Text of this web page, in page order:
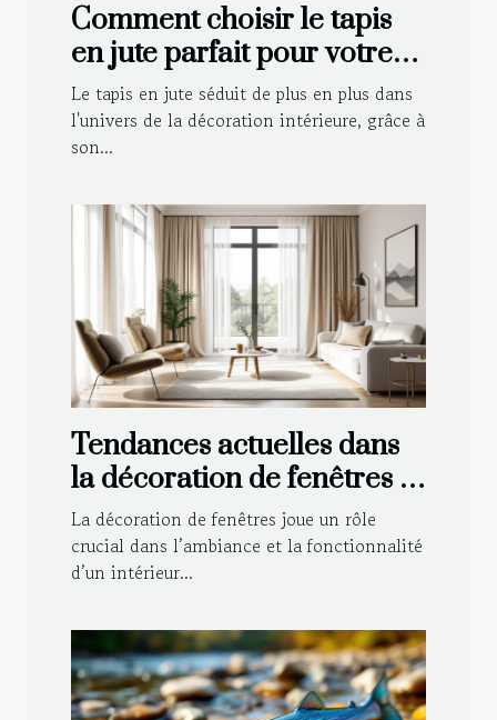
Comment choisir le tapis
en jute parfait pour votre
intérieur ?
Le tapis en jute séduit de plus en plus dans
l'univers de la décoration intérieure, grâce à
son...
Tendances actuelles dans
la décoration de fenêtres :
Voilages et rideaux
La décoration de fenêtres joue un rôle
crucial dans l’ambiance et la fonctionnalité
d’un intérieur...